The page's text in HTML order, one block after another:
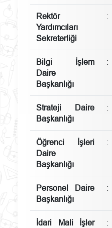
Rektör
Yardımcıları
Sekreterliği
:
Bilgi İşlem
Daire
Başkanlığı
:
Strateji Daire
Başkanlığı
:
Öğrenci İşleri
Daire
Başkanlığı
:
Personel Daire
Başkanlığı
:
İdari Mali İşler
: